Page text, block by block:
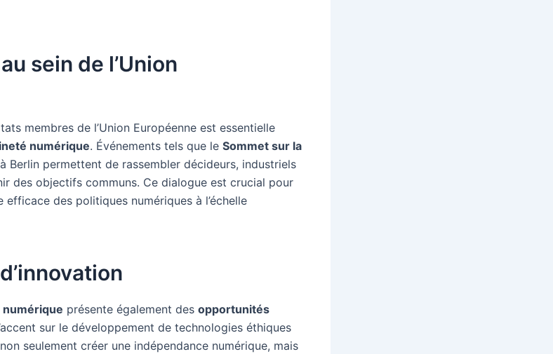
sein de l’Union
membres de l’Union Européenne est essentielle
numérique. Événements tels que le Sommet sur la
à Berlin permettent de rassembler décideurs, industriels
des objectifs communs. Ce dialogue est crucial pour
des politiques numériques à l’échelle
présente également des opportunités
sur le développement de technologies éthiques
seulement créer une indépendance numérique, mais